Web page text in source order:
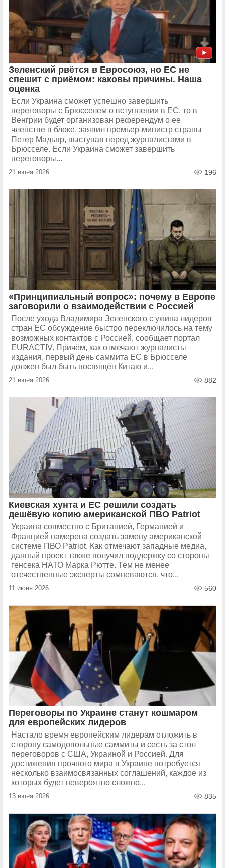
Зеленский рвётся в Евросоюз, но ЕС не
спешит с приёмом: каковы причины. Наша
оценка
Если Украина сможет успешно завершить
переговоры с Брюсселем о вступлении в ЕС, то в
Венгрии будет организован референдум о ее
членстве в блоке, заявил премьер-министр страны
Петер Мадьяр, выступая перед журналистами в
Брюсселе. Если Украина сможет завершить
переговоры...
21 июня 2026 196
«Принципиальный вопрос»: почему в Европе
заговорили о взаимодействии с Россией
После ухода Владимира Зеленского с ужина лидеров
стран ЕС обсуждение быстро переключилось на тему
возможных контактов с Россией, сообщает портал
EURACTIV. Причём, как отмечают журналисты
издания, первый день саммита ЕС в Брюсселе
должен был быть посвящён Китаю и...
21 июня 2026 882
Киевская хунта и ЕС решили создать
дешёвую копию американской ПВО Patriot
Украина совместно с Британией, Германией и
Францией намерена создать замену американской
системе ПВО Patriot. Как отмечают западные медиа,
данный проект также получил поддержку со стороны
генсека НАТО Марка Рютте. Тем не менее
отечественные эксперты сомневаются, что...
11 июня 2026 560
Переговоры по Украине станут кошмаром
для европейских лидеров
Настало время европейским лидерам отложить в
сторону самодовольные саммиты и сесть за стол
переговоров с США, Украиной и Россией. Для
достижения прочного мира в Украине потребуется
несколько взаимосвязанных соглашений, каждое из
которых будет невероятно сложно...
13 июня 2026 835